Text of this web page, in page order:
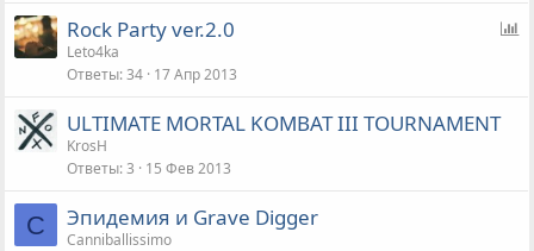
Rock Party ver.2.0
Leto4ka
Ответы 34 17 Апр 2013
ULTIMATE MORTAL KOMBAT III TOURNAMENT
KrosH
Ответы 3 15 Фев 2013
C Эпидемия и Grave Digger
Canniballissimo